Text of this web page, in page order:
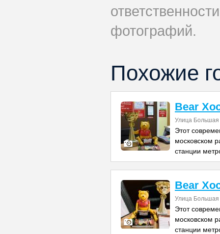
фотографий.
Похожие
Bear
Улица Большая
Этот
московском
станции
Bear
Улица Большая
Этот
московском
станции